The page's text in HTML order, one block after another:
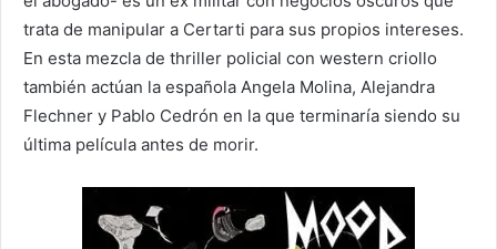
trata de manipular a Certarti para sus propios intereses.
En esta mezcla de thriller policial con western criollo
también actúan la española Angela Molina, Alejandra
Flechner y Pablo Cedrón en la que terminaría siendo su
última película antes de morir.